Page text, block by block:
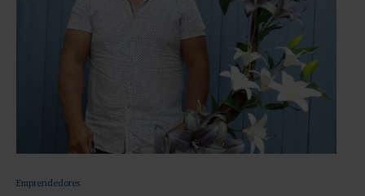
Emprendedores